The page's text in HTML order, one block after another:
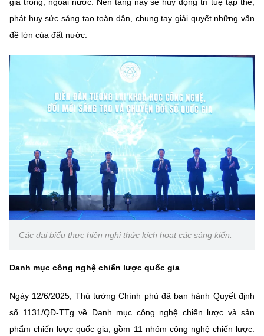
Chịu trách nhiệm nội dung: Nguyễn Thị Hải Hằng
Giám đốc Trung tâm Truyền thông Khoa học và Công nghệ.
Liên hệ
Điện thoại: 024 3936 9506
Email:
©2026 Bản quyền thuộc Bộ Khoa Học và Công Nghệ
(Ghi rõ nguồn "https://mst.gov.vn" khi phát hành lại thông tin từ
website này)
phát huy sức sáng tạo toàn dân, chung tay giải quyết những vấn
đề lớn của đất nước.
Các đại biểu thực hiện nghi thức kích hoạt các sáng kiến.
Danh mục công nghệ chiến lược quốc gia
Ngày 12/6/2025, Thủ tướng Chính phủ đã ban hành Quyết định
số 1131/QĐ-TTg về Danh mục công nghệ chiến lược và sản
phẩm chiến lược quốc gia, gồm 11 nhóm công nghệ chiến lược.